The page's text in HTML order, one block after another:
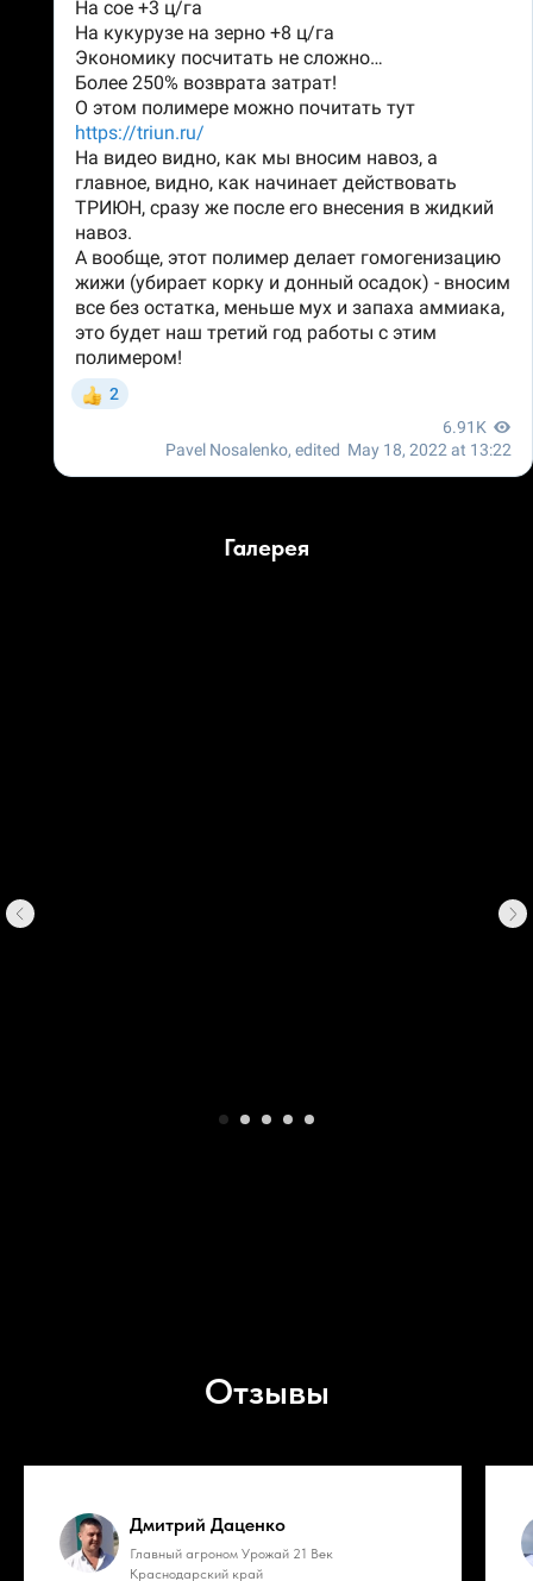
Галерея
Отзывы
Дмитрий Даценко
Главный агроном Урожай 21 Век
Краснодарский край